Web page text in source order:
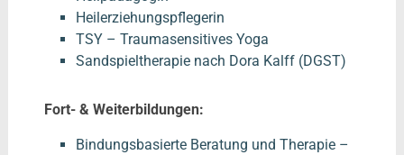
Heilerziehungspflegerin
TSY – Traumasensitives Yoga
Sandspieltherapie nach Dora Kalff (DGST)
Fort- & Weiterbildungen:
Bindungsbasierte Beratung und Therapie –